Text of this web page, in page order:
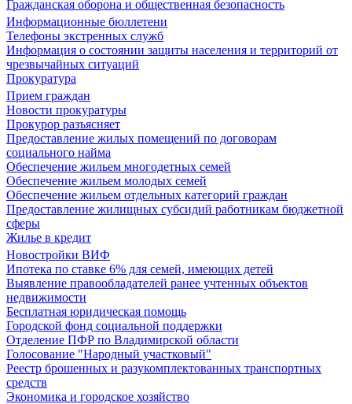
Гражданская оборона и общественная безопасность
Информационные бюллетени
Телефоны экстренных служб
Информация о состоянии защиты населения и территорий от
чрезвычайных ситуаций
Прокуратура
Прием граждан
Новости прокуратуры
Прокурор разъясняет
Предоставление жилых помещений по договорам
социального найма
Обеспечение жильем многодетных семей
Обеспечение жильем молодых семей
Обеспечение жильем отдельных категорий граждан
Предоставление жилищных субсидий работникам бюджетной
сферы
Жилье в кредит
Новостройки ВИФ
Ипотека по ставке 6% для семей, имеющих детей
Выявление правообладателей ранее учтенных объектов
недвижимости
Бесплатная юридическая помощь
Городской фонд социальной поддержки
Отделение ПФР по Владимирской области
Голосование "Народный участковый"
Реестр брошенных и разукомплектованных транспортных
средств
Экономика и городское хозяйство